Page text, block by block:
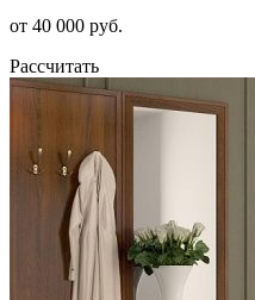
от 40 000 руб.
Рассчитать